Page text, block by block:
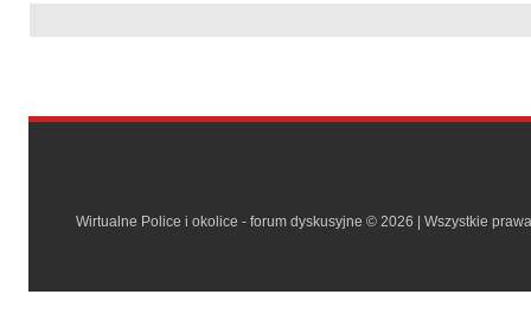
Wirtualne Police i okolice - forum dyskusyjne © 2026 | Wszystkie